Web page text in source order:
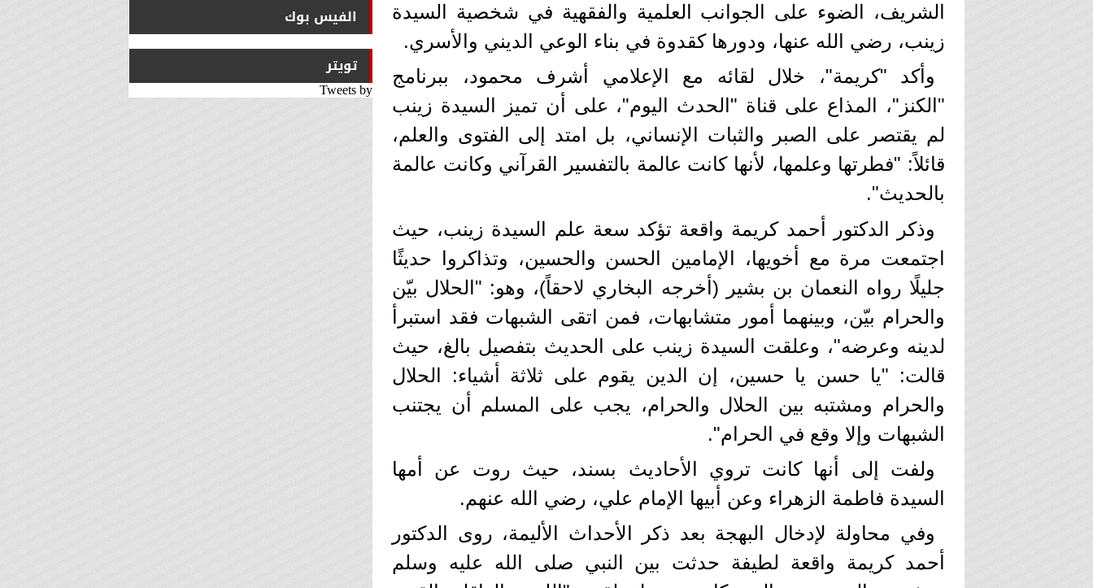
الشريف، الضوء على الجوانب العلمية والفقهية في شخصية السيدة
زينب، رضي الله عنها، ودورها كقدوة في بناء الوعي الديني والأسري.
وأكد "كريمة"، خلال لقائه مع الإعلامي أشرف محمود، ببرنامج
"الكنز"، المذاع على قناة "الحدث اليوم"، على أن تميز السيدة زينب
لم يقتصر على الصبر والثبات الإنساني، بل امتد إلى الفتوى والعلم،
قائلاً: "فطرتها وعلمها، لأنها كانت عالمة بالتفسير القرآني وكانت عالمة
بالحديث".
وذكر الدكتور أحمد كريمة واقعة تؤكد سعة علم السيدة زينب، حيث
اجتمعت مرة مع أخويها، الإمامين الحسن والحسين، وتذاكروا حديثًا
جليلًا رواه النعمان بن بشير (أخرجه البخاري لاحقاً)، وهو: "الحلال بيّن
والحرام بيّن، وبينهما أمور متشابهات، فمن اتقى الشبهات فقد استبرأ
لدينه وعرضه"، وعلقت السيدة زينب على الحديث بتفصيل بالغ، حيث
قالت: "يا حسن يا حسين، إن الدين يقوم على ثلاثة أشياء: الحلال
والحرام ومشتبه بين الحلال والحرام، يجب على المسلم أن يجتنب
الشبهات وإلا وقع في الحرام".
ولفت إلى أنها كانت تروي الأحاديث بسند، حيث روت عن أمها
السيدة فاطمة الزهراء وعن أبيها الإمام علي، رضي الله عنهم.
وفي محاولة لإدخال البهجة بعد ذكر الأحداث الأليمة، روى الدكتور
أحمد كريمة واقعة لطيفة حدثت بين النبي صلى الله عليه وسلم
الفيس بوك
تويتر
Tweets by